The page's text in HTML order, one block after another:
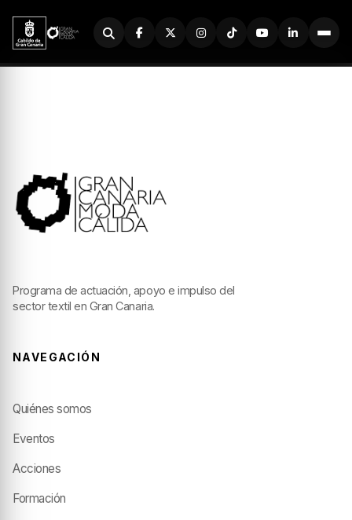
Buscador
Programa de actuación, apoyo e impulso del
sector textil en Gran Canaria.
NAVEGACIÓN
Quiénes somos
Eventos
Acciones
Formación